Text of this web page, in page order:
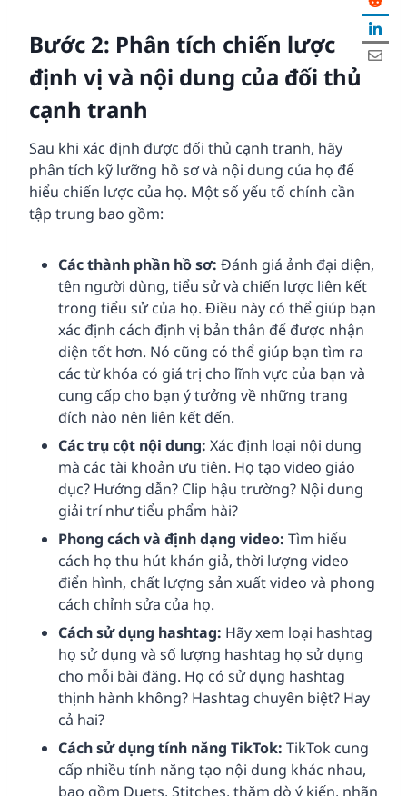
Bước 2: Phân tích chiến lược
định vị và nội dung của đối thủ
cạnh tranh
Sau khi xác định được đối thủ cạnh tranh, hãy
phân tích kỹ lưỡng hồ sơ và nội dung của họ để
hiểu chiến lược của họ. Một số yếu tố chính cần
tập trung bao gồm:
Các thành phần hồ sơ: Đánh giá ảnh đại diện,
tên người dùng, tiểu sử và chiến lược liên kết
trong tiểu sử của họ. Điều này có thể giúp bạn
xác định cách định vị bản thân để được nhận
diện tốt hơn. Nó cũng có thể giúp bạn tìm ra
các từ khóa có giá trị cho lĩnh vực của bạn và
cung cấp cho bạn ý tưởng về những trang
đích nào nên liên kết đến.
Các trụ cột nội dung: Xác định loại nội dung
mà các tài khoản ưu tiên. Họ tạo video giáo
dục? Hướng dẫn? Clip hậu trường? Nội dung
giải trí như tiểu phẩm hài?
Phong cách và định dạng video: Tìm hiểu
cách họ thu hút khán giả, thời lượng video
điển hình, chất lượng sản xuất video và phong
cách chỉnh sửa của họ.
Cách sử dụng hashtag: Hãy xem loại hashtag
họ sử dụng và số lượng hashtag họ sử dụng
cho mỗi bài đăng. Họ có sử dụng hashtag
thịnh hành không? Hashtag chuyên biệt? Hay
cả hai?
Cách sử dụng tính năng TikTok: TikTok cung
cấp nhiều tính năng tạo nội dung khác nhau,
bao gồm Duets, Stitches, thăm dò ý kiến, nhãn